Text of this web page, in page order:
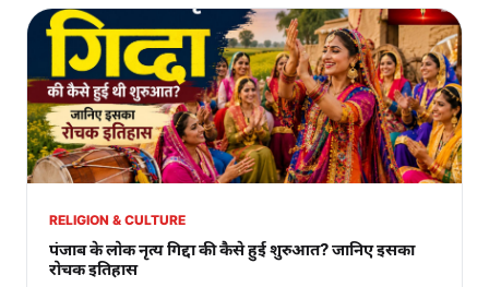
RELIGION & CULTURE
पंजाब के लोक नृत्य गिद्दा की कैसे हुई शुरुआत? जानिए इसका
रोचक इतिहास